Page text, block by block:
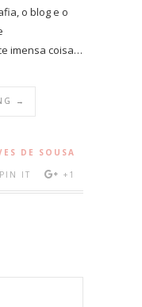
o blog e o
imensa coisa…
→
DE SOUSA
PIN IT +1